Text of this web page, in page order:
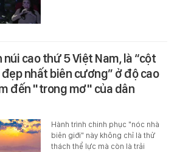
cao thứ 5 Việt Nam, là “cột
nhất biên cương” ở độ cao
đến "trong mơ" của dân
Hành trình chinh phục "nóc nhà
biên giới" này không chỉ là thử
thách thể lực mà còn là trải